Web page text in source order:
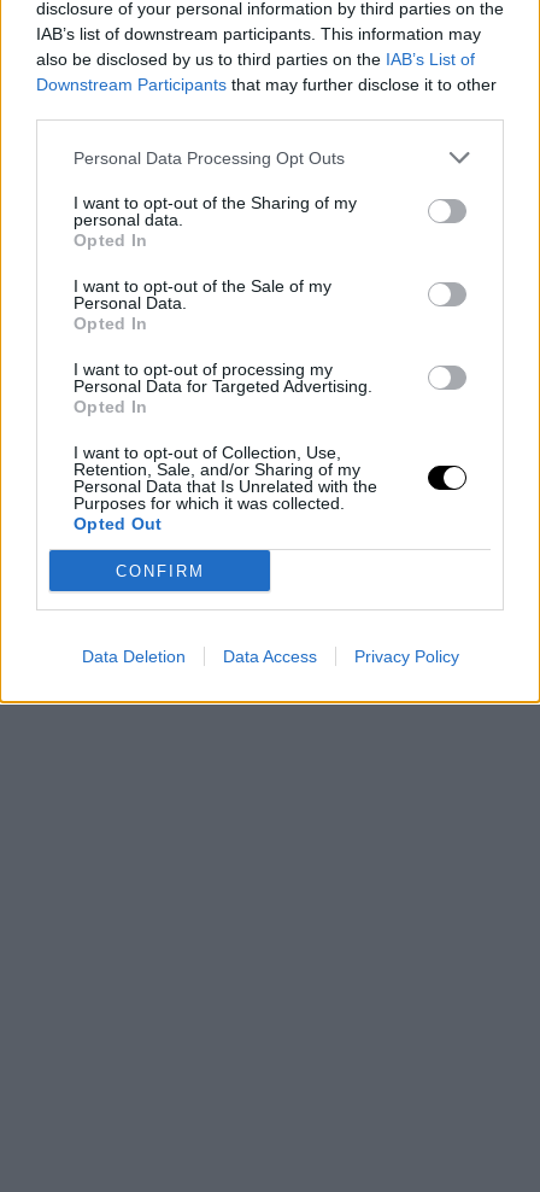
disclosure of your personal information by third parties on the
IAB’s list of downstream participants. This information may
also be disclosed by us to third parties on the IAB’s List of
Downstream Participants that may further disclose it to other
Personal Data Processing Opt Outs
I want to opt-out of the Sharing of my
personal data.
Opted In
I want to opt-out of the Sale of my
Personal Data.
Opted In
I want to opt-out of processing my
Personal Data for Targeted Advertising.
Opted In
I want to opt-out of Collection, Use,
Retention, Sale, and/or Sharing of my
Personal Data that Is Unrelated with the
Purposes for which it was collected.
Opted Out
CONFIRM
Data Deletion Data Access Privacy Policy
στο ψυγείο για τουλάχιστον 15 λεπτά. Στη συνέχεια, με καθαρό
πρόσωπο, ακουμπήστε το στρογγυλό μέρος των κουταλιών
στην περιοχή κάτω από τα μάτια και κρατήστε τα για περίπου
ένα λεπτό σε κάθε πλευρά, επαναλαμβάνοντας αν χρειαστεί.
Όταν το κουτάλι χάσει την ψύξη του, μπορείτε να το
αποτέλεσμα.
Εκτός από το ότι είναι ένα πρακτικό κόλπο για την
καθημερινότητα, η τεχνική συνιστάται συνήθως επειδή είναι
ένας γρήγορος τρόπος για να εφαρμόσετε ψύξη στο πρόσωπο
χωρίς να χρειάζεστε ειδικά προϊόντα, όπως μάσκες γέλης ή
ρολά προσώπου.
Ένα πρακτικό κόλπο που βελτιώνει την εμφάνιση σε σύντομο
Μπορεί να είναι χρήσιμο σε στιγμές που κάποιος χρειάζεται να
βελτιώσει την εμφάνισή του σε σύντομο χρονικό διάστημα,
πριν πάει στη δουλειά, σε κάποιο ραντεβού ή σε μια ειδική
περίσταση.
προσωρινό και δεν αντικαθιστά τη συνεχή φροντίδα του